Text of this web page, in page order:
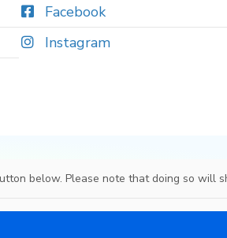
Facebook
Instagram
below. Please note that doing so will